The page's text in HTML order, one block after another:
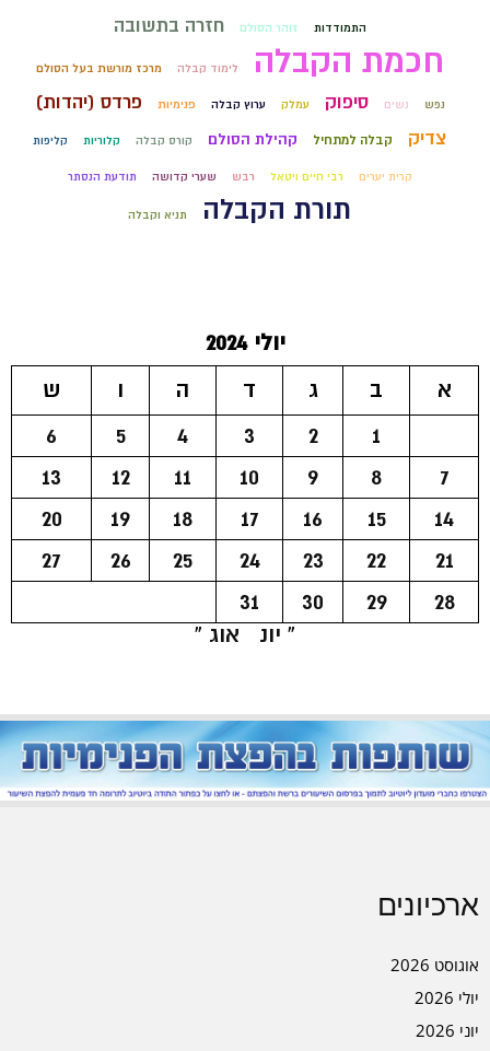
התמודדות זוהר הסולם חזרה בתשובה
חכמת הקבלה לימוד קבלה מרכז מורשת בעל הסולם
נפש נשים סיפוק עמלק ערוץ קבלה פנימיות
פרדס (יהדות)
צדיק
קבלה למתחיל קהילת הסולם קורס קבלה קלוריות קליפות
קרית יערים רבי חיים ויטאל רבש שערי קדושה תודעת הנסתר
תורת הקבלה תניא וקבלה
יולי 2024
א
ב ג ד ה ו
ש
1
2
3
4
5
6
7
8
9
10
11
12
13
14
15
16
17
18
19
20
21
22
23
24
25
26
27
28
29
30
31
« יונ
אוג »
ארכיונים
אוגוסט 2026
יולי 2026
יוני 2026